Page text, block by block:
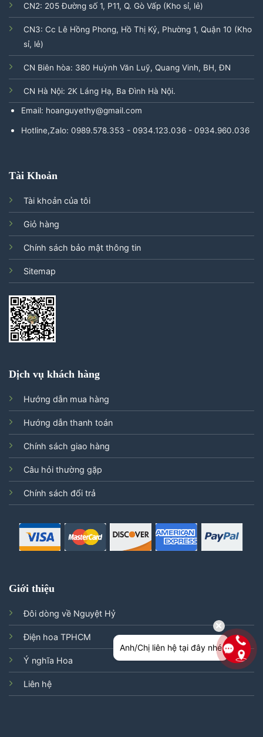
CN2: 205 Đường số 1, P11, Q. Gò Vấp (Kho sỉ, lẻ)
CN3: Cc Lê Hồng Phong, Hồ Thị Kỷ, Phường 1, Quận 10 (Kho
sỉ, lẻ)
CN Biên hòa: 380 Huỳnh Văn Luỹ, Quang Vinh, BH, ĐN
CN Hà Nội: 2K Láng Hạ, Ba Đình Hà Nội.
Email: hoanguyethy@gmail.com
Hotline,Zalo: 0989.578.353 - 0934.123.036 - 0934.960.036
Tài Khoản
Tài khoản của tôi
Giỏ hàng
Chính sách bảo mật thông tin
Sitemap
Dịch vụ khách hàng
Hướng dẫn mua hàng
Hướng dẫn thanh toán
Chính sách giao hàng
Câu hỏi thường gặp
Chính sách đổi trả
Giới thiệu
Đôi dòng về Nguyệt Hỷ
Điện hoa TPHCM
Ý nghĩa Hoa
Liên hệ
Anh/Chị liên hệ tại đây nhé